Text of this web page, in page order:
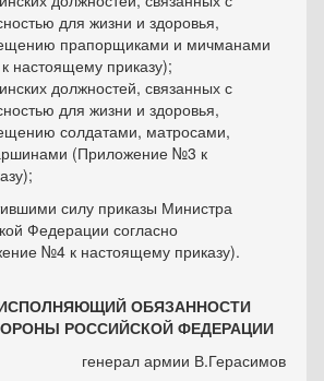
для жизни и здоровья,
прапорщиками и мичманами
настоящему приказу);
должностей, связанных с
для жизни и здоровья,
солдатами, матросами,
(Приложение №3 к
силу приказы Министра
Федерации согласно
№4 к настоящему приказу).
ОБЯЗАННОСТИ
РОССИЙСКОЙ ФЕДЕРАЦИИ
генерал армии В.Герасимов